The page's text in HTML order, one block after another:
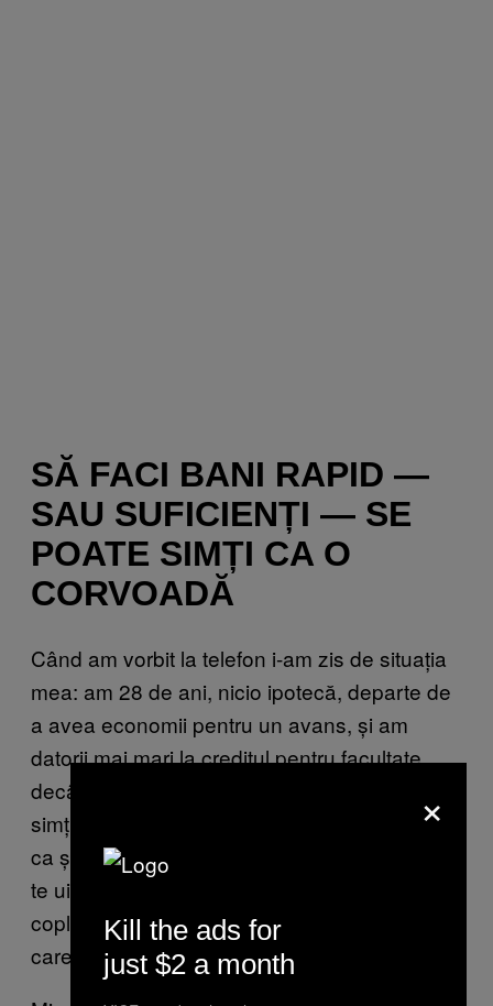
SĂ FACI BANI RAPID —
SAU SUFICIENȚI — SE
POATE SIMȚI CA O
CORVOADĂ
Când am vorbit la telefon i-am zis de situația
mea: am 28 de ani, nicio ipotecă, departe de
a avea economii pentru un avans, și am
datorii mai mari la creditul pentru facultate
decât fac într-un an. „Când am început, m-am
simțit la fel ca tine”, m-a asigurat el. „Se simte
ca și cum ești la poalele Muntelui Everest și
te uiți la vârf, dar trucul este să nu te lași
copleșit și să te gândești că: «Fiecare pas pe
care îl fac mă aduce mai aproape.»”
×
Kill the ads for
just $2 a month